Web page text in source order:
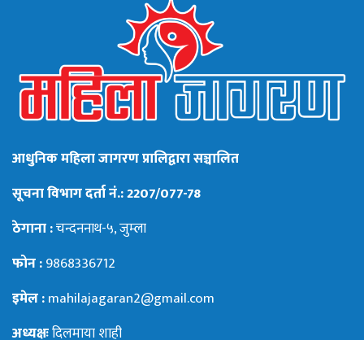
आधुनिक महिला जागरण प्रालिद्वारा सञ्चालित
सूचना विभाग दर्ता नं.: 2207/077-78
ठेगाना :चन्दननाथ-५, जुम्ला
फोन :9868336712
इमेल :mahilajagaran2@gmail.com
अध्यक्षःदिलमाया शाही